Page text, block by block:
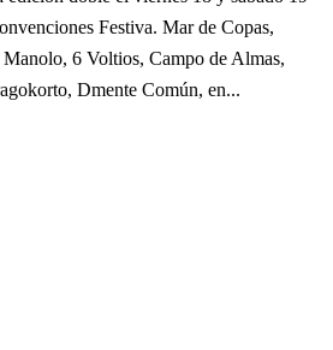
Festiva. Mar de Copas,
6 Voltios, Campo de Almas,
Dmente Común, en...